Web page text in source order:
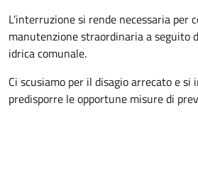
L’interruzione si rende necessaria
manutenzione straordinaria a seguito
idrica comunale.
Ci scusiamo per il disagio arrecato e si
predisporre le opportune misure di